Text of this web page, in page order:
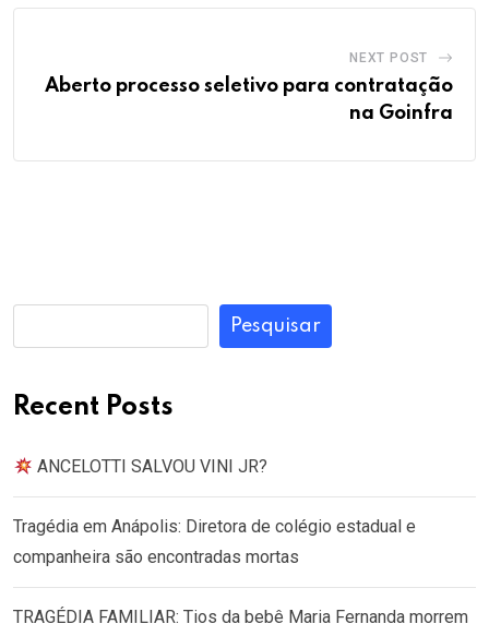
NEXT POST
Aberto processo seletivo para contratação
na Goinfra
Pesquisar
Recent Posts
ANCELOTTI SALVOU VINI JR?
Tragédia em Anápolis: Diretora de colégio estadual e
companheira são encontradas mortas
TRAGÉDIA FAMILIAR: Tios da bebê Maria Fernanda morrem